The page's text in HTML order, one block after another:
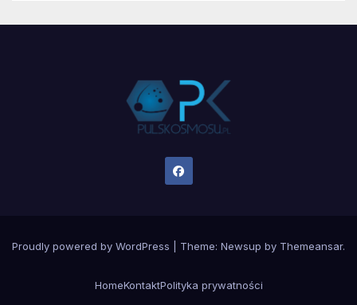
Proudly powered by WordPress Theme: Newsup by Themeansar.
HomeKontaktPolityka prywatności